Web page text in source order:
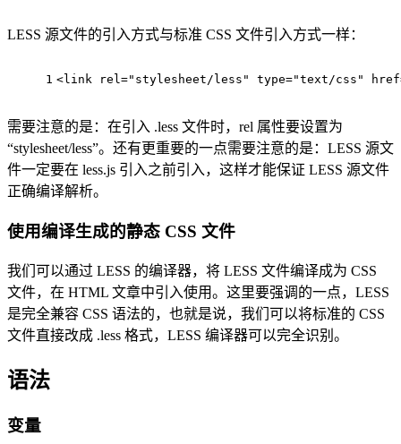
LESS 源文件的引入方式与标准 CSS 文件引入方式一样：
1 <link rel="stylesheet/less" type="text/css" href
需要注意的是：在引入 .less 文件时，rel 属性要设置为
“stylesheet/less”。还有更重要的一点需要注意的是：LESS 源文
件一定要在 less.js 引入之前引入，这样才能保证 LESS 源文件
正确编译解析。
使用编译生成的静态 CSS 文件
我们可以通过 LESS 的编译器，将 LESS 文件编译成为 CSS
文件，在 HTML 文章中引入使用。这里要强调的一点，LESS
是完全兼容 CSS 语法的，也就是说，我们可以将标准的 CSS
文件直接改成 .less 格式，LESS 编译器可以完全识别。
语法
变量